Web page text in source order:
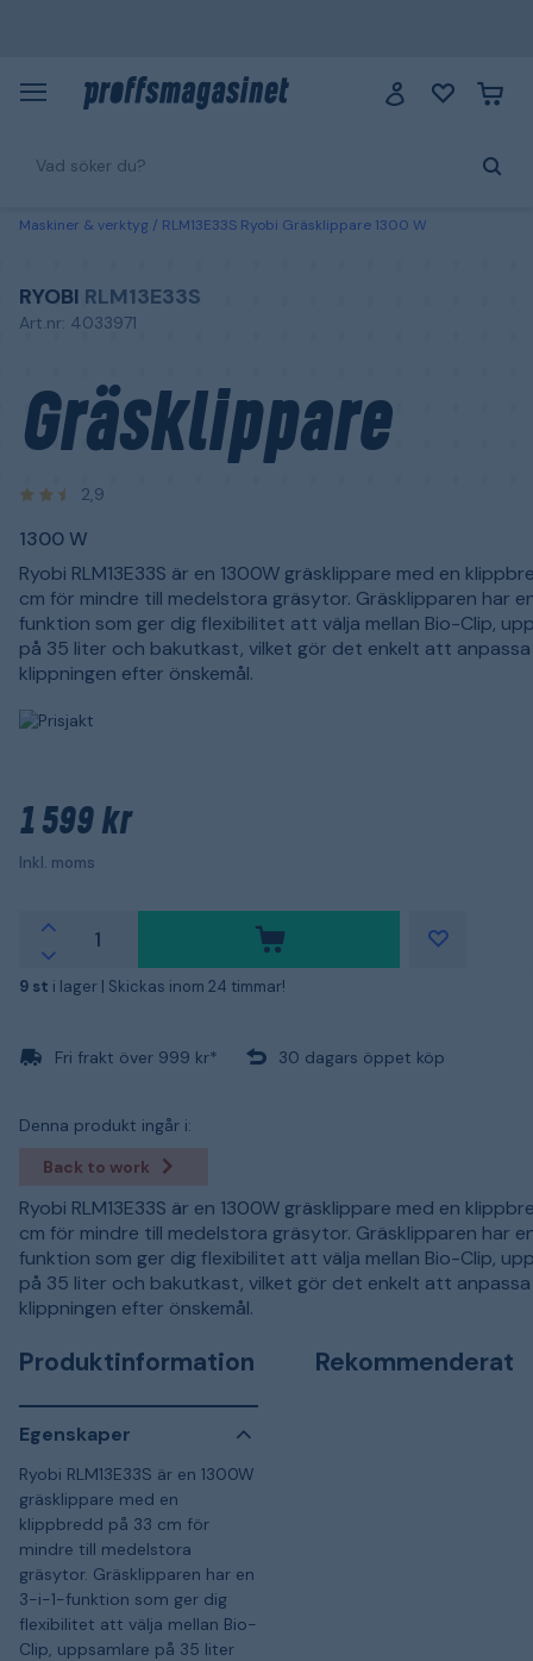
Maskiner & verktyg RLM13E33S Ryobi Gräsklippare 1300 W
RYOBI RLM13E33S
Art.nr: 4033971
Gräsklippare
2,9
1300 W
Ryobi RLM13E33S är en 1300W gräsklippare med en
cm för mindre till medelstora gräsytor. Gräsklipparen har
funktion som ger dig flexibilitet att välja mellan Bio-Clip,
på 35 liter och bakutkast, vilket gör det enkelt att anpassa
klippningen efter önskemål.
1 599 kr
Inkl. moms
9 st i lager | Skickas inom 24 timmar!
Fri frakt över 999 kr* 30 dagars öppet köp
Denna produkt ingår i:
Back to work
Ryobi RLM13E33S är en 1300W gräsklippare med en
cm för mindre till medelstora gräsytor. Gräsklipparen har
funktion som ger dig flexibilitet att välja mellan Bio-Clip,
på 35 liter och bakutkast, vilket gör det enkelt att anpassa
klippningen efter önskemål.
Produktinformation
Egenskaper
Ryobi RLM13E33S är en 1300W
gräsklippare med en
klippbredd på 33 cm för
mindre till medelstora
gräsytor. Gräsklipparen har en
3-i-1-funktion som ger dig
flexibilitet att välja mellan Bio-
Clip, uppsamlare på 35 liter
Rekommenderat